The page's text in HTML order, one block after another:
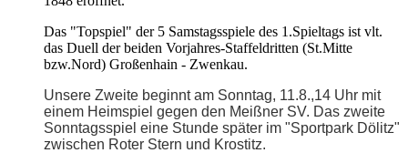
Das "Topspiel" der 5 Samstagsspiele des 1.Spieltags ist vlt.
das Duell der beiden Vorjahres-Staffeldritten (St.Mitte
bzw.Nord) Großenhain - Zwenkau.
Unsere Zweite beginnt am Sonntag, 11.8.,14 Uhr mit
einem Heimspiel gegen den Meißner SV. Das zweite
Sonntagsspiel eine Stunde später im "Sportpark Dölitz"
zwischen Roter Stern und Krostitz.